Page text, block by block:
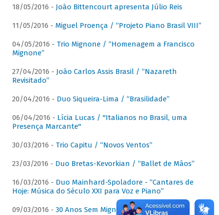
18/05/2016 - João Bittencourt apresenta Júlio Reis
11/05/2016 - Miguel Proença / “Projeto Piano Brasil VIII”
04/05/2016 - Trio Mignone / “Homenagem a Francisco
Mignone”
27/04/2016 - João Carlos Assis Brasil / “Nazareth
Revisitado”
20/04/2016 - Duo Siqueira-Lima / “Brasilidade”
06/04/2016 - Lícia Lucas / "Italianos no Brasil, uma
Presença Marcante"
30/03/2016 - Trio Capitu / “Novos Ventos”
23/03/2016 - Duo Bretas-Kevorkian / “Ballet de Mãos”
16/03/2016 - Duo Mainhard-Spoladore - “Cantares de
Hoje: Música do Século XXI para Voz e Piano”
09/03/2016 - 30 Anos Sem Mignone